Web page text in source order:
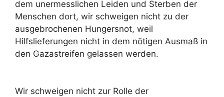
dem unermesslichen Leiden und Sterben der
Menschen dort, wir schweigen nicht zu der
ausgebrochenen Hungersnot, weil
Hilfslieferungen nicht in dem nötigen Ausmaß in
den Gazastreifen gelassen werden.
Wir schweigen nicht zur Rolle der